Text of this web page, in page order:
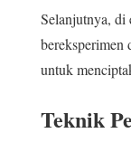
Selanjutnya, di
bereksperimen
untuk
Teknik